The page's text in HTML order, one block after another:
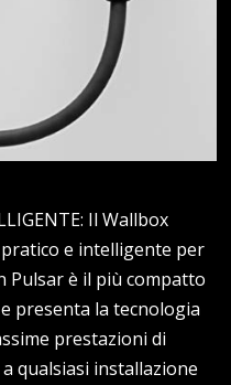
Il Wallbox
e intelligente per
Pulsar è il più compatto
presenta la tecnologia
prestazioni di
qualsiasi installazione